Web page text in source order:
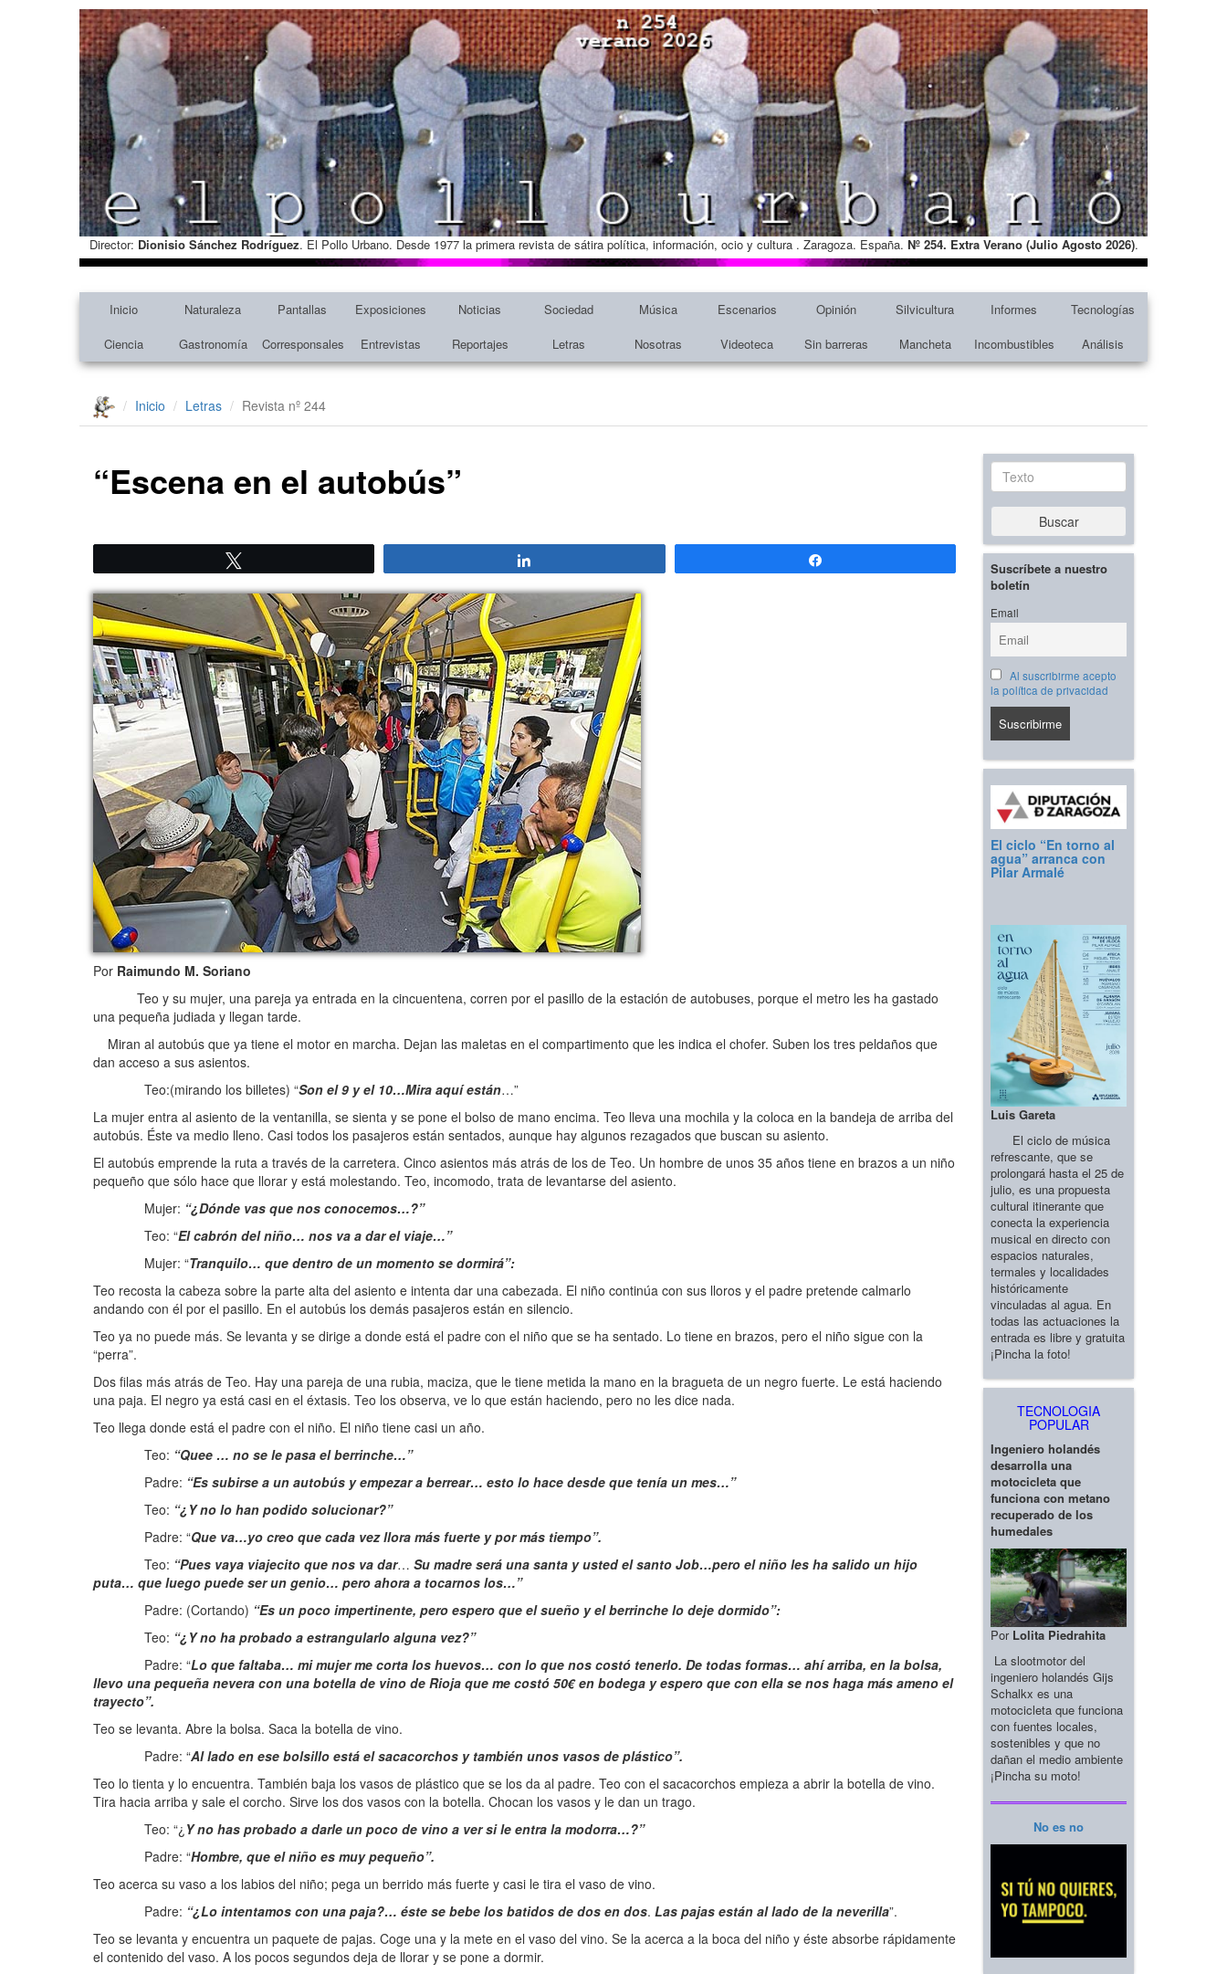
Director: Dionisio Sánchez Rodríguez. El Pollo Urbano. Desde 1977 la primera revista de sátira política, información, ocio y cultura . Zaragoza. España. Nº 254. Extra Verano (Julio Agosto 2026).
Inicio Naturaleza Pantallas Exposiciones Noticias Sociedad Música Escenarios Opinión Silvicultura Informes
Tecnologías
Ciencia
Gastronomía Corresponsales Entrevistas Reportajes Letras Nosotras Videoteca Sin barreras Mancheta Incombustibles Análisis
Inicio Letras Revista nº 244
“Escena en el autobús”
Por Raimundo M. Soriano
Teo y su mujer, una pareja ya entrada en la cincuentena, corren por el pasillo de la estación de autobuses, porque el metro les ha gastado
una pequeña judiada y llegan tarde.
Miran al autobús que ya tiene el motor en marcha. Dejan las maletas en el compartimento que les indica el chofer. Suben los tres peldaños que
dan acceso a sus asientos.
Teo:(mirando los billetes) “Son el 9 y el 10…Mira aquí están…”
La mujer entra al asiento de la ventanilla, se sienta y se pone el bolso de mano encima. Teo lleva una mochila y la coloca en la bandeja de arriba del
autobús. Éste va medio lleno. Casi todos los pasajeros están sentados, aunque hay algunos rezagados que buscan su asiento.
El autobús emprende la ruta a través de la carretera. Cinco asientos más atrás de los de Teo. Un hombre de unos 35 años tiene en brazos a un niño
pequeño que sólo hace que llorar y está molestando. Teo, incomodo, trata de levantarse del asiento.
Mujer: “¿Dónde vas que nos conocemos…?”
Teo: “El cabrón del niño… nos va a dar el viaje…”
Mujer: “Tranquilo… que dentro de un momento se dormirá”:
Teo recosta la cabeza sobre la parte alta del asiento e intenta dar una cabezada. El niño continúa con sus lloros y el padre pretende calmarlo
andando con él por el pasillo. En el autobús los demás pasajeros están en silencio.
Teo ya no puede más. Se levanta y se dirige a donde está el padre con el niño que se ha sentado. Lo tiene en brazos, pero el niño sigue con la
“perra”.
Dos filas más atrás de Teo. Hay una pareja de una rubia, maciza, que le tiene metida la mano en la bragueta de un negro fuerte. Le está haciendo
una paja. El negro ya está casi en el éxtasis. Teo los observa, ve lo que están haciendo, pero no les dice nada.
Teo llega donde está el padre con el niño. El niño tiene casi un año.
Teo: “Quee … no se le pasa el berrinche…”
Padre: “Es subirse a un autobús y empezar a berrear… esto lo hace desde que tenía un mes…”
Teo: “¿Y no lo han podido solucionar?”
Padre: “Que va…yo creo que cada vez llora más fuerte y por más tiempo”.
Teo: “Pues vaya viajecito que nos va dar… Su madre será una santa y usted el santo Job…pero el niño les ha salido un hijo
puta… que luego puede ser un genio… pero ahora a tocarnos los…”
Padre: (Cortando) “Es un poco impertinente, pero espero que el sueño y el berrinche lo deje dormido”:
Teo: “¿Y no ha probado a estrangularlo alguna vez?”
Padre: “Lo que faltaba… mi mujer me corta los huevos… con lo que nos costó tenerlo. De todas formas… ahí arriba, en la bolsa,
llevo una pequeña nevera con una botella de vino de Rioja que me costó 50€ en bodega y espero que con ella se nos haga más ameno el
trayecto”.
Teo se levanta. Abre la bolsa. Saca la botella de vino.
Padre: “Al lado en ese bolsillo está el sacacorchos y también unos vasos de plástico”.
Teo lo tienta y lo encuentra. También baja los vasos de plástico que se los da al padre. Teo con el sacacorchos empieza a abrir la botella de vino.
Tira hacia arriba y sale el corcho. Sirve los dos vasos con la botella. Chocan los vasos y le dan un trago.
Teo: “¿Y no has probado a darle un poco de vino a ver si le entra la modorra…?”
Padre: “Hombre, que el niño es muy pequeño”.
Teo acerca su vaso a los labios del niño; pega un berrido más fuerte y casi le tira el vaso de vino.
Padre: “¿Lo intentamos con una paja?… éste se bebe los batidos de dos en dos. Las pajas están al lado de la neverilla”.
Teo se levanta y encuentra un paquete de pajas. Coge una y la mete en el vaso del vino. Se la acerca a la boca del niño y éste absorbe rápidamente
el contenido del vaso. A los pocos segundos deja de llorar y se pone a dormir.
Texto
Buscar
Suscríbete a nuestro
boletín
Email
Al suscribirme acepto
la política de privacidad
El ciclo “En torno al
agua” arranca con
Pilar Armalé
Luis Gareta
El ciclo de música
refrescante, que se
prolongará hasta el 25 de
julio, es una propuesta
cultural itinerante que
conecta la experiencia
musical en directo con
espacios naturales,
termales y localidades
históricamente
vinculadas al agua. En
todas las actuaciones la
entrada es libre y gratuita
¡Pincha la foto!
TECNOLOGIA
POPULAR
Ingeniero holandés
desarrolla una
motocicleta que
funciona con metano
recuperado de los
humedales
Por Lolita Piedrahita
La slootmotor del
ingeniero holandés Gijs
Schalkx es una
motocicleta que funciona
con fuentes locales,
sostenibles y que no
dañan el medio ambiente
¡Pincha su moto!
No es no